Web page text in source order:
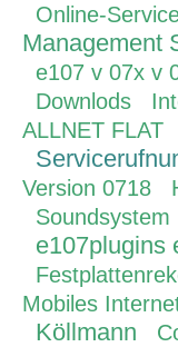
Online-
Management
e107 v 07x v
Downlods
ALLNET FLAT
Version 0718
Soundsystem
e107plugins
Mobiles
Köllmann